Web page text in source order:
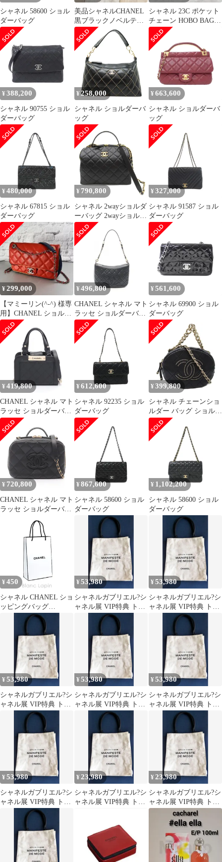
シャネル 58600 ショル
ダーバッグ
美品シャネルCHANEL
黒ブラックノベルテ
ィ CCロゴ化粧品ポー
チ
シャネル 23C ポケット
チェーン HOBO BAG
付き AS3690
¥ 388,200
シャネル 90755 ショル
ダーバッグ
¥258,000
シャネル ショルダーバ
ッグ
¥ 663,600
シャネル ショルダーバ
ッグ
¥ 480,000
シャネル 67815 ショル
ダーバッグ
¥ 790,800
シャネル 2wayショルダ
ーバッグ 2wayショルダ
ーバッグ
¥ 327,000
シャネル 91587 ショル
ダーバッグ
¥299,000
【マミーリン(^-^) 様専
用】CHANEL ショルダ
ーバッグ A-12654
¥ 496,800
CHANEL シャネル マト
ラッセ ショルダーバッ
グ
¥ 561,600
シャネル 69900 ショル
ダーバッグ
¥ 419,800
CHANEL シャネル マト
ラッセ ショルダーバッ
グ
¥ 612,600
シャネル 92235 ショル
ダーバッグ
¥ 399,800
シャネル チェーンショ
ルダー バッグ ショルダ
ーバッグ
¥ 720,800
CHANEL シャネル マト
ラッセ ショルダーバッ
¥ 867,600
シャネル 58600 ショル
ダーバッグ
¥ 1,102,200
シャネル 58600 ショル
ダーバッグ
¥ 450
シャネル CHANEL ショ
ッピングバッグ
II〔GFT〕 [089614]
〔メール便発送〕
¥53,980
シャネルガブリエル?シ
ャネル展 VIP特典 トー
トバッグ
¥53,980
シャネルガブリエル?シ
ャネル展 VIP特典 トー
トバッグ
¥53,980
シャネルガブリエル?シ
ャネル展 VIP特典 トー
トバッグ
¥53,980
シャネルガブリエル?シ
ャネル展 VIP特典 トー
トバッグ
¥53,980
シャネルガブリエル?シ
ャネル展 VIP特典 トー
トバッグ
¥53,980
シャネルガブリエル?シ
ャネル展 VIP特典 トー
トバッグ
¥ 23,980
シャネルガブリエル?シ
ャネル展 VIP特典 トー
¥ 23,980
シャネルガブリエル?シ
ャネル展 VIP特典 トー
トバッグ